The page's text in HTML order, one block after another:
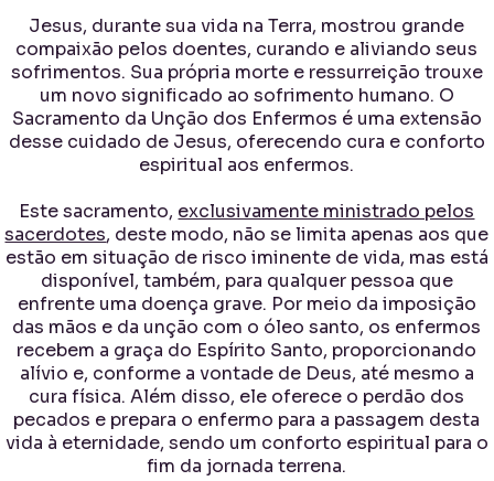
Jesus, durante sua vida na Terra, mostrou grande
compaixão pelos doentes, curando e aliviando seus
sofrimentos. Sua própria morte e ressurreição trouxe
um novo significado ao sofrimento humano. O
Sacramento da Unção dos Enfermos é uma extensão
desse cuidado de Jesus, oferecendo cura e conforto
espiritual aos enfermos.
Este sacramento, exclusivamente ministrado pelos
sacerdotes, deste modo, não se limita apenas aos que
estão em situação de risco iminente de vida, mas está
disponível, também, para qualquer pessoa que
enfrente uma doença grave. Por meio da imposição
das mãos e da unção com o óleo santo, os enfermos
recebem a graça do Espírito Santo, proporcionando
alívio e, conforme a vontade de Deus, até mesmo a
cura física. Além disso, ele oferece o perdão dos
pecados e prepara o enfermo para a passagem desta
vida à eternidade, sendo um conforto espiritual para o
fim da jornada terrena.